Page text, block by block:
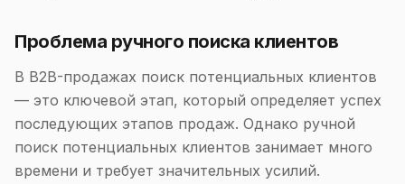
Проблема ручного поиска клиентов
В B2B-продажах поиск потенциальных клиентов
— это ключевой этап, который определяет успех
последующих этапов продаж. Однако ручной
поиск потенциальных клиентов занимает много
времени и требует значительных усилий.